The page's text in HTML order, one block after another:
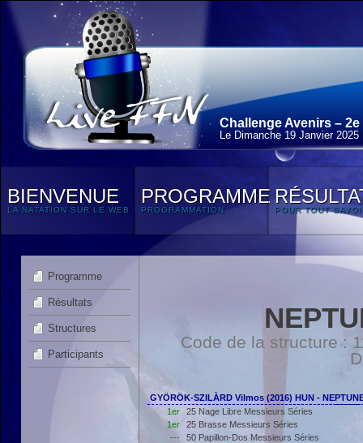
Challenge Avenirs – 2e
Le Dimanche 19 Janvier 2025
BIENVENUE
LA NATATION SUR LE WEB
PROGRAMME
PROGRAMMATION POUR TOUT
Programme
Résultats
Structures
Participants
Code de la structure :
GYÖRÖK-SZILÀRD Vilmos (2016) HUN -
1er
25 Nage Libre Messieurs Séries
1er
25 Brasse Messieurs Séries
---
50 Papillon-Dos Messieurs Séries